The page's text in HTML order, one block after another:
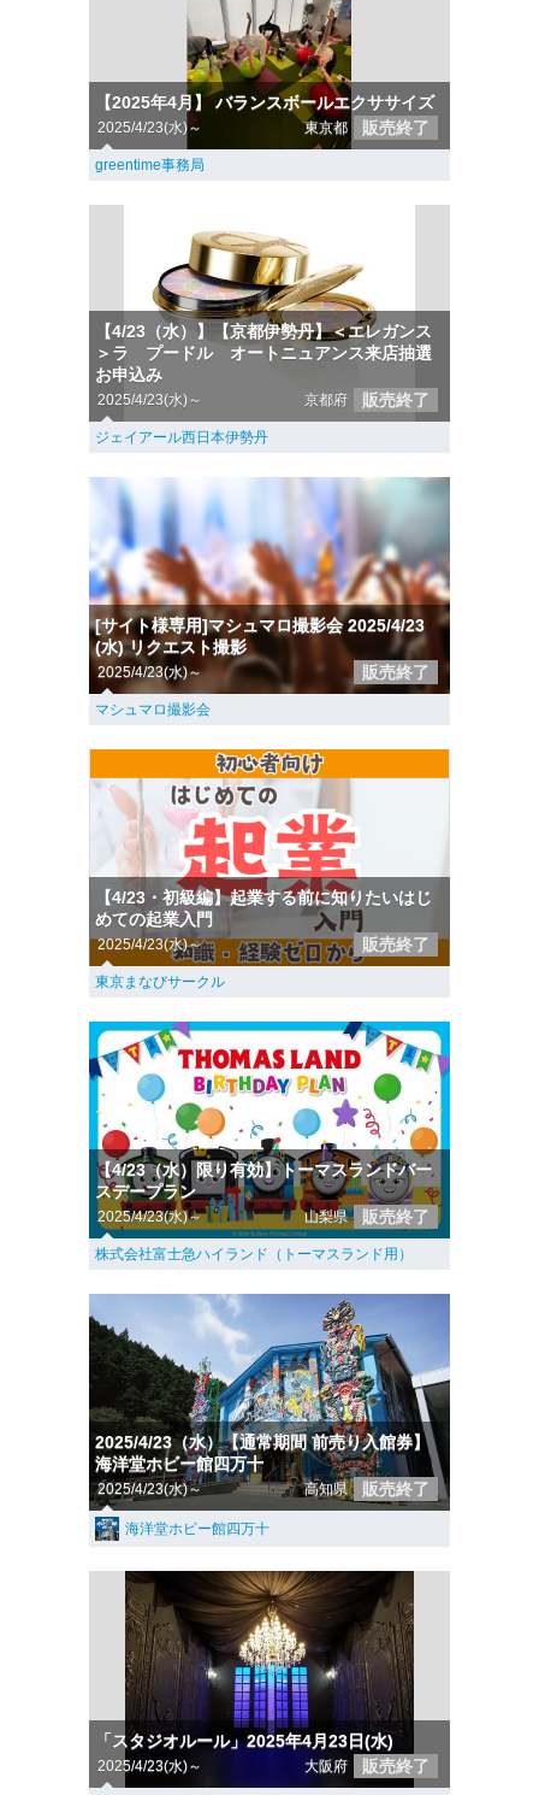
【2025年4月】 バランスボールエクササイズ
2025/4/23(水)～ 東京都 販売終了
greentime事務局
【4/23（水）】【京都伊勢丹】＜エレガンス
＞ラ プードル オートニュアンス来店抽選
お申込み
2025/4/23(水)～ 京都府 販売終了
ジェイアール西日本伊勢丹
[サイト様専用]マシュマロ撮影会 2025/4/23
(水) リクエスト撮影
2025/4/23(水)～ 販売終了
マシュマロ撮影会
【4/23・初級編】起業する前に知りたいはじ
めての起業入門
2025/4/23(水)～ 販売終了
東京まなびサークル
【4/23（水）限り有効】トーマスランドバー
スデープラン
2025/4/23(水)～ 山梨県 販売終了
株式会社富士急ハイランド（トーマスランド用）
2025/4/23（水）【通常期間 前売り入館券】
海洋堂ホビー館四万十
2025/4/23(水)～ 高知県 販売終了
海洋堂ホビー館四万十
「スタジオルール」2025年4月23日(水)
2025/4/23(水)～ 大阪府 販売終了